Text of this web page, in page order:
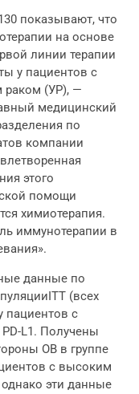
показывают, что
на основе
линии терапии
у пациентов с
раком (УР), —
медицинский
по
компании
этого
помощи
химиотерапия.
иммунотерапии в
данные по
(всех
пациентов с
L1. Получены
ОВ в группе
с высоким
эти данные